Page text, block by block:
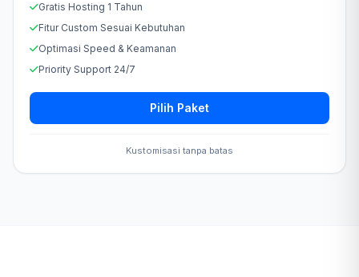
Gratis Hosting 1 Tahun
Fitur Custom Sesuai Kebutuhan
Optimasi Speed & Keamanan
Priority Support 24/7
Pilih Paket
Kustomisasi tanpa batas